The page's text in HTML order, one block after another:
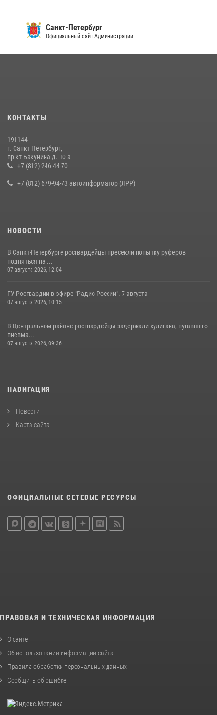
Санкт-Петербург
Официальный сайт Администрации
КОНТАКТЫ
191144
г. Санкт Петербург,
пр-кт Бакунина д. 10 а
+7 (812) 246-44-70
+7 (812) 679-94-73 автоинформатор (ЛРР)
НОВОСТИ
В Санкт-Петербурге росгвардейцы пресекли попытку руферов
подняться на ...
07 августа 2026, 12:04
ГУ Росгвардии в эфире "Радио России". 7 августа
07 августа 2026, 10:15
В Центральном районе росгвардейцы задержали хулигана, пугавшего
пневма...
07 августа 2026, 09:36
НАВИГАЦИЯ
Новости
Карта сайта
ОФИЦИАЛЬНЫЕ СЕТЕВЫЕ РЕСУРСЫ
ПРАВОВАЯ И ТЕХНИЧЕСКАЯ ИНФОРМАЦИЯ
О сайте
Об использовании информации сайта
Правила обработки персональных данных
Сообщить об ошибке